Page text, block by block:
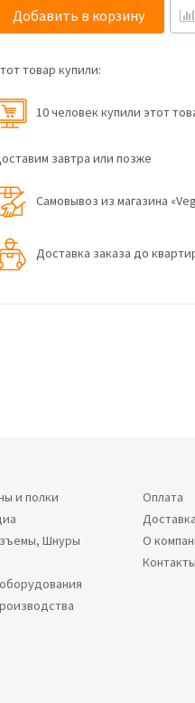
Добавить в корзину
товар купили:
10 человек купили этот
завтра или позже
Самовывоз из магазина
Доставка заказа до
и полки
Шнуры
Оплата
Доставка
О
Контакты